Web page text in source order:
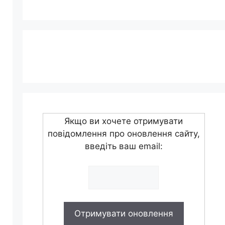
Якщо ви хочете отримувати
повідомлення про оновлення сайту,
введіть ваш email: